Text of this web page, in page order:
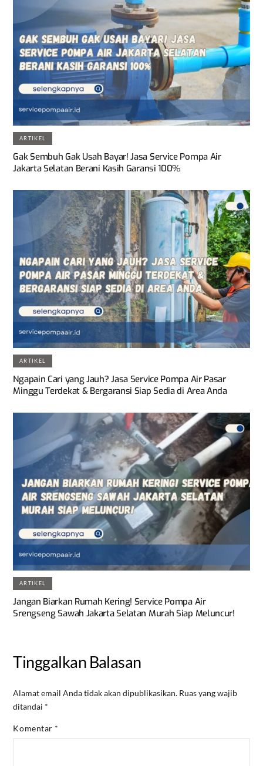
ARTIKEL
Gak Sembuh Gak Usah Bayar! Jasa Service Pompa Air
Jakarta Selatan Berani Kasih Garansi 100%
ARTIKEL
Ngapain Cari yang Jauh? Jasa Service Pompa Air Pasar
Minggu Terdekat & Bergaransi Siap Sedia di Area Anda
ARTIKEL
Jangan Biarkan Rumah Kering! Service Pompa Air
Srengseng Sawah Jakarta Selatan Murah Siap Meluncur!
Tinggalkan Balasan
Alamat email Anda tidak akan dipublikasikan. Ruas yang wajib
ditandai *
Komentar *